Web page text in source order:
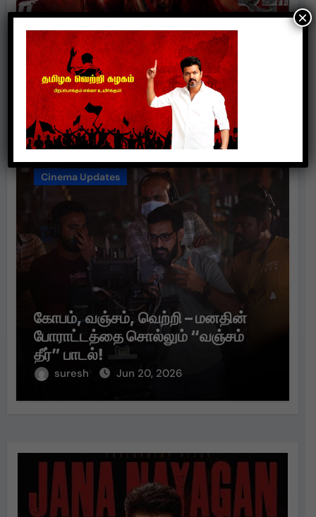
சாம் சி எஸ் இசையில் மிரட்டும்
“ரத்தத்த தா” – டிமான்டி காலனி 3
முதல் பாடல் ரசிகர்களை கவர்ந்து
வருகிறது!
suresh Aug 3, 2026
Cinema Updates
கோபம், வஞ்சம், வெற்றி – மனதின்
போராட்டத்தை சொல்லும் “வஞ்சம்
தீர்” பாடல்!
suresh Jun 20, 2026
×